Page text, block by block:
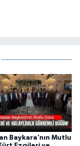
Baykara’nın Mutlu